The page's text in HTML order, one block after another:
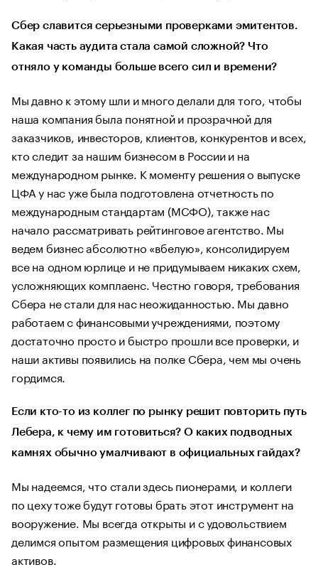
Сбер славится серьезными проверками эмитентов.
Какая часть аудита стала самой сложной? Что
отняло у команды больше всего сил и времени?
Мы давно к этому шли и много делали для того, чтобы
наша компания была понятной и прозрачной для
заказчиков, инвесторов, клиентов, конкурентов и всех,
кто следит за нашим бизнесом в России и на
международном рынке. К моменту решения о выпуске
ЦФА у нас уже была подготовлена отчетность по
международным стандартам (МСФО), также нас
начало рассматривать рейтинговое агентство. Мы
ведем бизнес абсолютно «вбелую», консолидируем
все на одном юрлице и не придумываем никаких схем,
усложняющих комплаенс. Честно говоря, требования
Сбера не стали для нас неожиданностью. Мы давно
работаем с финансовыми учреждениями, поэтому
достаточно просто и быстро прошли все проверки, и
наши активы появились на полке Сбера, чем мы очень
гордимся.
Если кто-то из коллег по рынку решит повторить путь
Лебера, к чему им готовиться? О каких подводных
камнях обычно умалчивают в официальных гайдах?
Мы надеемся, что стали здесь пионерами, и коллеги
по цеху тоже будут готовы брать этот инструмент на
вооружение. Мы всегда открыты и с удовольствием
делимся опытом размещения цифровых финансовых
активов.